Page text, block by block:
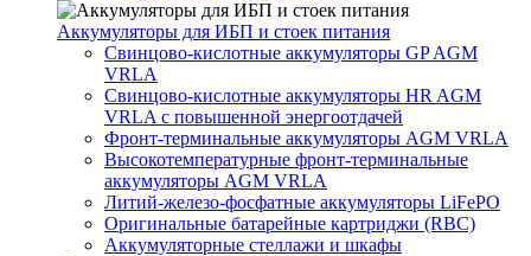
Аккумуляторы для ИБП и стоек питания
Свинцово-кислотные аккумуляторы GP AGM
VRLA
Свинцово-кислотные аккумуляторы HR AGM
VRLA с повышенной энергоотдачей
Фронт-терминальные аккумуляторы AGM VRLA
Высокотемпературные фронт-терминальные
аккумуляторы AGM VRLA
Литий-железо-фосфатные аккумуляторы LiFePO
Оригинальные батарейные картриджи (RBC)
Аккумуляторные стеллажи и шкафы